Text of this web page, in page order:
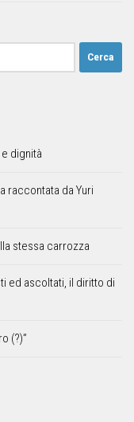
dignità
raccontata da Yuri
stessa carrozza
ed ascoltati, il diritto di
(?)”